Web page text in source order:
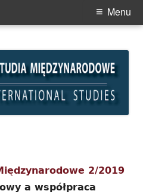
Menu
2/2019
a współpraca